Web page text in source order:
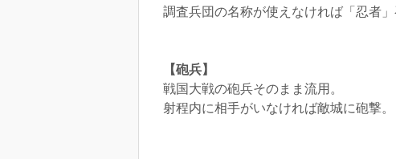
調査兵団の名称が使えなければ「忍者」
【砲兵】
戦国大戦の砲兵そのまま流用。
射程内に相手がいなければ敵城に砲撃。